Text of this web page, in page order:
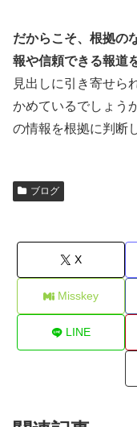
だからこそ、根拠の
報や信頼できる報道
見出しに引き寄せら
かめているでしょう
の情報を根拠に判断
ブログ
X
Misskey
LINE